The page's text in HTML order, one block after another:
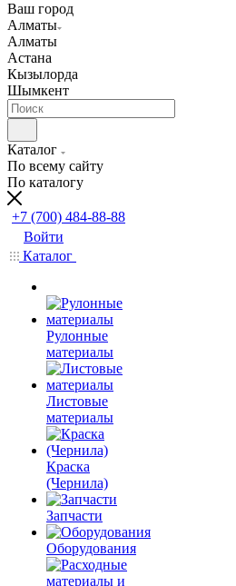
Ваш город
Алматы
Алматы
Астана
Кызылорда
Шымкент
Каталог
По всему сайту
По каталогу
+7 (700) 484-88-88
Войти
Каталог
Рулонные
материалы
Листовые
материалы
Краска
(Чернила)
Запчасти
Оборудования